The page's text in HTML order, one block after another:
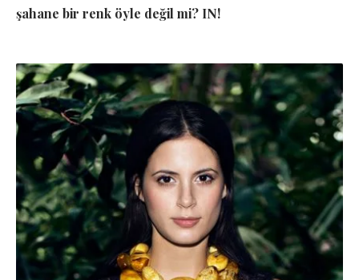
şahane bir renk öyle değil mi? IN!